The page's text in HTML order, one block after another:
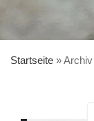
Startseite »Archiv